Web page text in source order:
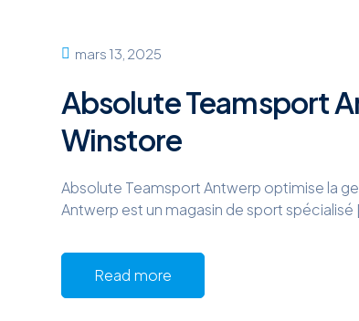
mars 13, 2025
Absolute Teamsport
Winstore
Absolute Teamsport Antwerp optimise la
Antwerp est un magasin de sport spécialisé
Read more